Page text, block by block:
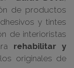
de productos
y tintes
de interioristas
rehabilitar y
originales de